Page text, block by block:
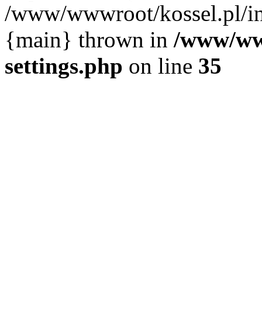
/www/wwwroot/kossel.pl/
{main} thrown in /www/
settings.php on line 35